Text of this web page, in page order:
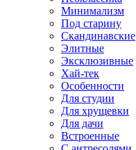
Минимализм
Под старину
Скандинавские
Элитные
Эксклюзивные
Хай-тек
Особенности
Для студии
Для хрущевки
Для дачи
Встроенные